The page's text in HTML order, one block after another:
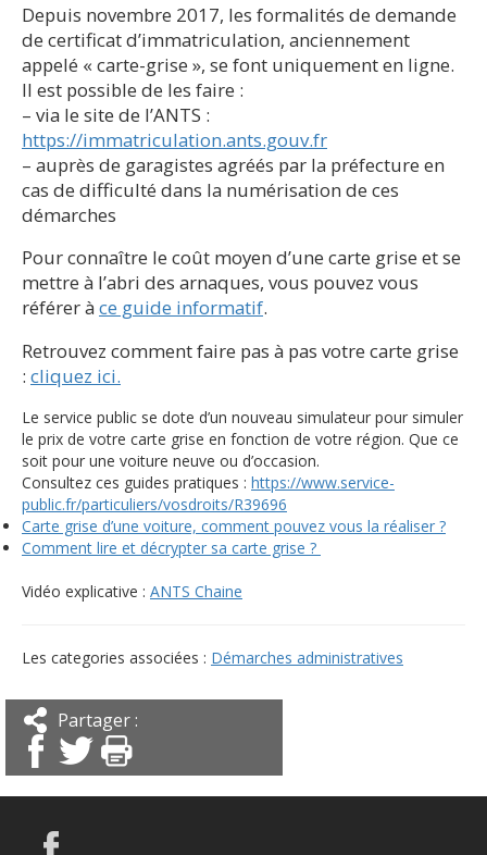
Depuis novembre 2017, les formalités de demande
de certificat d’immatriculation, anciennement
appelé « carte-grise », se font uniquement en ligne.
Il est possible de les faire :
– via le site de l’ANTS :
https://immatriculation.ants.gouv.fr
– auprès de garagistes agréés par la préfecture en
cas de difficulté dans la numérisation de ces
démarches
Pour connaître le coût moyen d’une carte grise et se
mettre à l’abri des arnaques, vous pouvez vous
référer à ce guide informatif.
Retrouvez comment faire pas à pas votre carte grise
: cliquez ici.
Le service public se dote d’un nouveau simulateur pour simuler
le prix de votre carte grise en fonction de votre région. Que ce
soit pour une voiture neuve ou d’occasion.
Consultez ces guides pratiques : https://www.service-
public.fr/particuliers/vosdroits/R39696
Carte grise d’une voiture, comment pouvez vous la réaliser ?
Comment lire et décrypter sa carte grise ?
Vidéo explicative : ANTS Chaine
Les categories associées : Démarches administratives
Partager :